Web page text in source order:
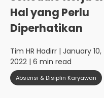
Hal yang Perlu
Diperhatikan
Tim HR Hadirr | January 10,
2022 | 6 min read
Absensi & Disiplin Karyawan